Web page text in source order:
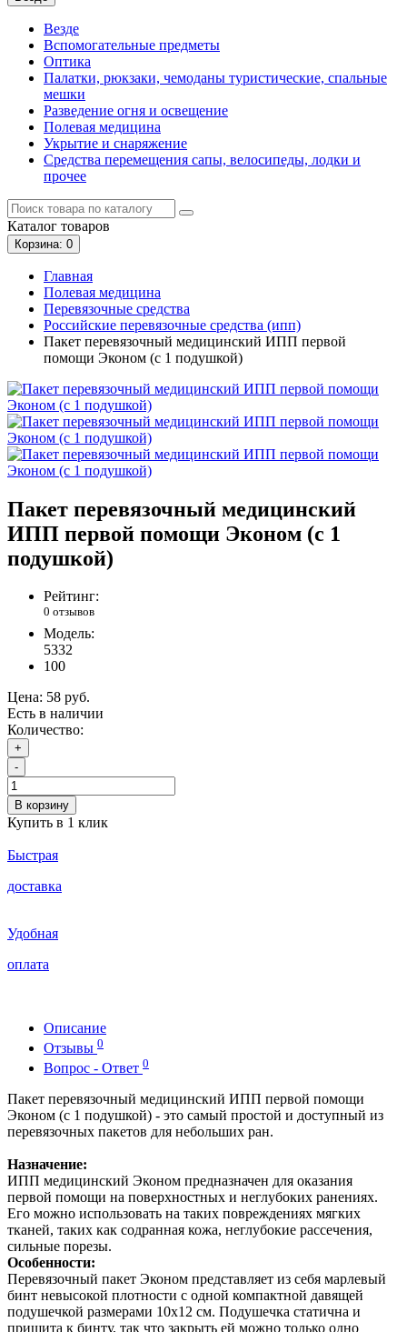
Везде
Вспомогательные предметы
Оптика
Палатки, рюкзаки, чемоданы туристические, спальные
мешки
Разведение огня и освещение
Полевая медицина
Укрытие и снаряжение
Средства перемещения сапы, велосипеды, лодки и
прочее
Каталог товаров
Корзина: 0
Главная
Полевая медицина
Перевязочные средства
Российские перевязочные средства (ипп)
Пакет перевязочный медицинский ИПП первой
помощи Эконом (с 1 подушкой)
Пакет перевязочный медицинский
ИПП первой помощи Эконом (с 1
подушкой)
Рейтинг:
0 отзывов
Модель:
5332
100
Цена: 58 руб.
Есть в наличии
Количество:
+
-
В корзину
Купить в 1 клик
Быстрая
доставка
Удобная
оплата
Описание
Отзывы 0
Вопрос - Ответ 0
Пакет перевязочный медицинский ИПП первой помощи
Эконом (с 1 подушкой) - это самый простой и доступный из
перевязочных пакетов для небольших ран.
Назначение:
ИПП медицинский Эконом предназначен для оказания
первой помощи на поверхностных и неглубоких ранениях.
Его можно использовать на таких повреждениях мягких
тканей, таких как содранная кожа, неглубокие рассечения,
сильные порезы.
Особенности:
Перевязочный пакет Эконом представляет из себя марлевый
бинт невысокой плотности с одной компактной давящей
подушечкой размерами 10х12 см. Подушечка статична и
пришита к бинту, так что закрыть ей можно только одно